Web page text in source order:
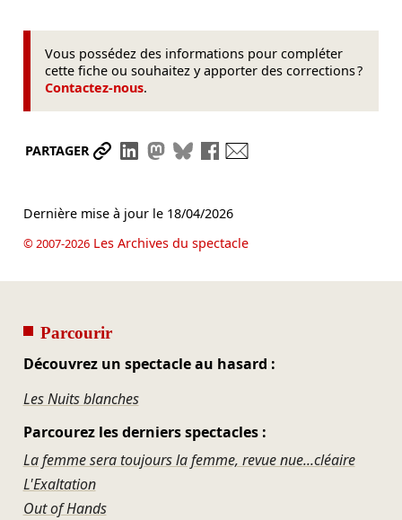
Vous possédez des informations pour compléter
cette fiche ou souhaitez y apporter des corrections ?
Contactez-nous.
PARTAGER Partager le lien
Partager sur LinkedIn
Partager sur Mastodon
Partager sur Bluesky
Partager sur Facebook
Dernière mise à jour le 18/04/2026
© 2007-2026Les Archives du spectacle
Parcourir
Découvrez un spectacle au hasard :
Les Nuits blanches
Parcourez les derniers spectacles :
La femme sera toujours la femme, revue nue...cléaire
L'Exaltation
Out of Hands